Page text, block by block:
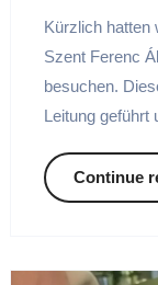
Kürzlich hatten
Szent Ferenc
besuchen.
Leitung geführt
Continue